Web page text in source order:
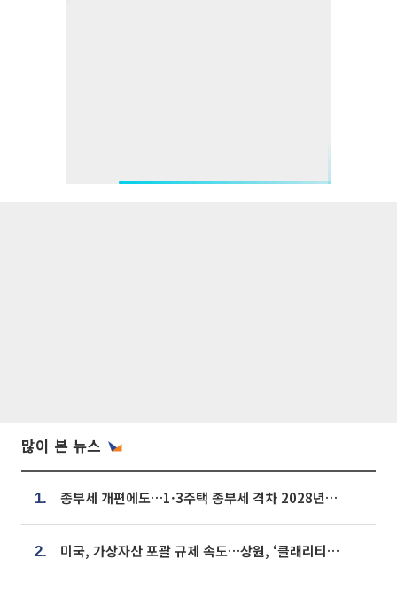
많이 본 뉴스
1. 종부세 개편에도…1·3주택 종부세 격차 2028년부터 확대
2. 미국, 가상자산 포괄 규제 속도…상원, ‘클래리티법’ 9월 절차투표 추진